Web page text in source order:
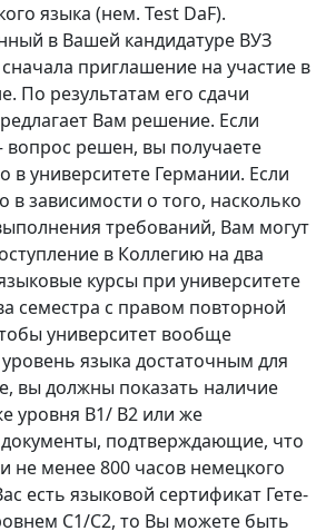
языка (нем. Test DaF).
в Вашей кандидатуре ВУЗ
приглашение на участие в
По результатам его сдачи
Вам решение. Если
вопрос решен, вы получаете
в университете Германии. Если
в зависимости о того, насколько
требований, Вам могут
в Коллегию на два
курсы при университете
семестра с правом повторной
университет вообще
языка достаточным для
вы должны показать наличие
уровня В1/ В2 или же
документы, подтверждающие, что
не менее 800 часов немецкого
есть языковой сертификат Гете-
С1/С2, то Вы можете быть